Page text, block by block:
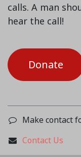
calls. A man
hear the call!
Donate
Make contact
Contact Us